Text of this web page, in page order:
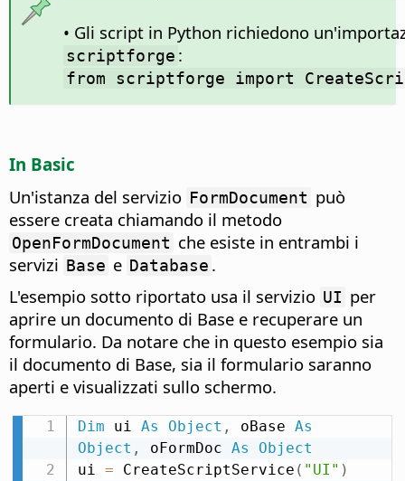
• Gli script in Python richiedono
scriptforge :
from scriptforge import
In Basic
Un'istanza del servizio FormDocument può
essere creata chiamando il metodo
OpenFormDocument che esiste in entrambi i
servizi Base e Database .
L'esempio sotto riportato usa il servizio UI per
aprire un documento di Base e recuperare un
formulario. Da notare che in questo esempio sia
il documento di Base, sia il formulario saranno
aperti e visualizzati sullo schermo.
Dim ui As Object , oBase As
Object , oFormDoc As
Object
ui = CreateScriptService ( "UI" )